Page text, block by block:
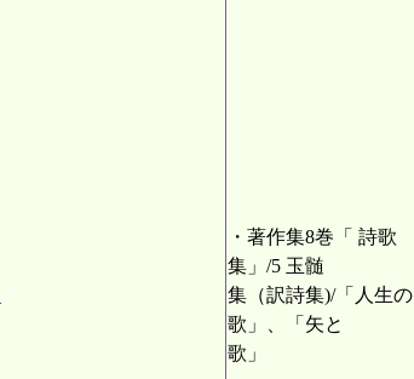
・著作集8巻「 詩歌
集」/5 玉髄
集（訳詩集)/「人生の
歌」、「矢と
歌」